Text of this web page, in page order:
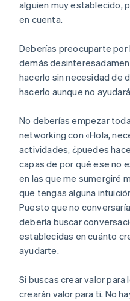
alguien muy establecido,
en cuenta.
Deberías preocuparte por
demás
hacerlo sin necesidad de
hacerlo aunque no
No deberías empezar
networking con «Hola,
actividades, ¿puedes
capas de por qué ese no
en las que me sumergiré
que tengas alguna
Puesto que no
debería buscar
establecidas en cuánto
ayudarte.
Si buscas crear valor para
crearán valor para ti. No